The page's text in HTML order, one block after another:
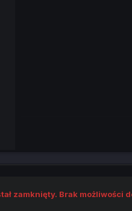
zamknięty. Brak możliwości